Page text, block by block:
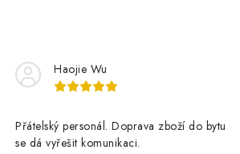
Haojie Wu
Přátelský personál. Doprava zboží do bytu
se dá vyřešit komunikaci.